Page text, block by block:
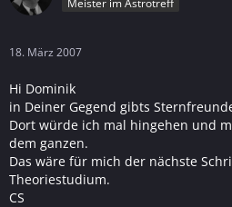
18. März 2007
Hi Dominik
in Deiner Gegend gibts
Dort würde ich mal hingehen und
dem ganzen.
Das wäre für mich der nächste
Theoriestudium.
CS